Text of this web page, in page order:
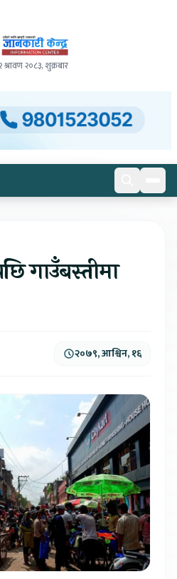
श्रावण २०८३, शुक्रबार
गाउँबस्तीमा
२०७९, आश्विन, १६